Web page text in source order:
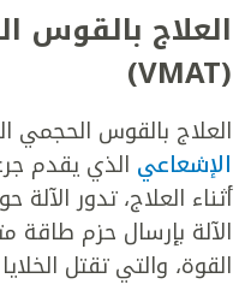
العلاج بالقوس
(VMAT)
العلاج بالقوس الحجمي
الإشعاعي الذي يقدم
أثناء العلاج، تدور
الآلة بإرسال حزم طاقة
القوة، والتي تقتل